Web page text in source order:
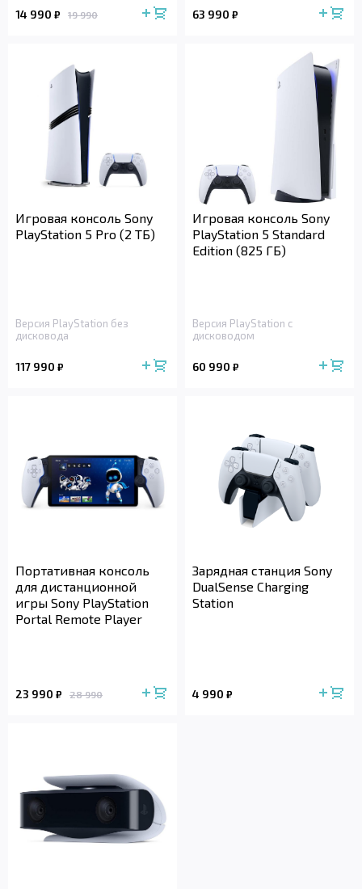
14 990 ₽ 19 990 63 990 ₽
Игровая консоль Sony
PlayStation 5 Pro (2 ТБ)
Версия PlayStation без
дисковода
117 990 ₽
Игровая консоль Sony
PlayStation 5 Standard
Edition (825 ГБ)
Версия PlayStation с
дисководом
60 990 ₽
Портативная консоль
для дистанционной
игры Sony PlayStation
Portal Remote Player
23 990 ₽ 28 990
Зарядная станция Sony
DualSense Charging
Station
4 990 ₽